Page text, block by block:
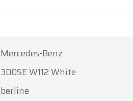
Mercedes-Benz
300SE W112 White
berline
Maandag 17 augustus
Bedankt voor uw begrip